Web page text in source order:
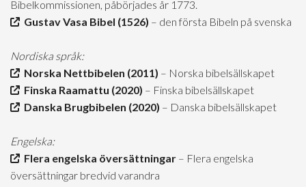
Bibelkommissionen, påbörjades år 1773.
Gustav Vasa Bibel (1526) – den första Bibeln på svenska
Nordiska språk:
Norska Nettbibelen (2011) – Norska bibelsällskapet
Finska Raamattu (2020) – Finska bibelsällskapet
Danska Brugbibelen (2020) – Danska bibelsällskapet
Engelska:
Flera engelska översättningar – Flera engelska
översättningar bredvid varandra